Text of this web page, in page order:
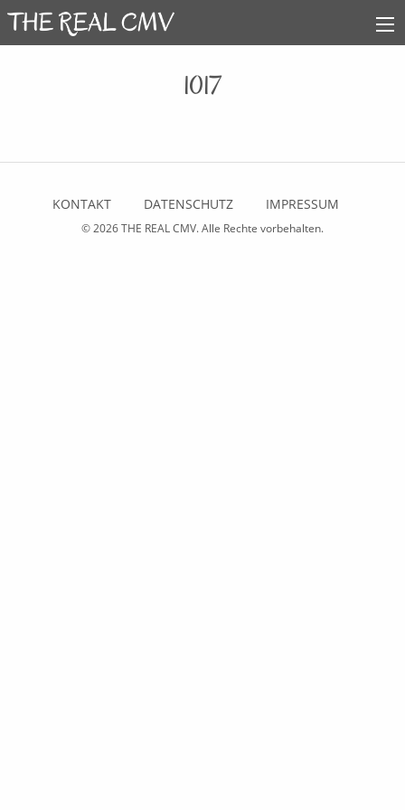
1017
KONTAKT DATENSCHUTZ IMPRESSUM
© 2026THE REAL CMV. Alle Rechte vorbehalten.